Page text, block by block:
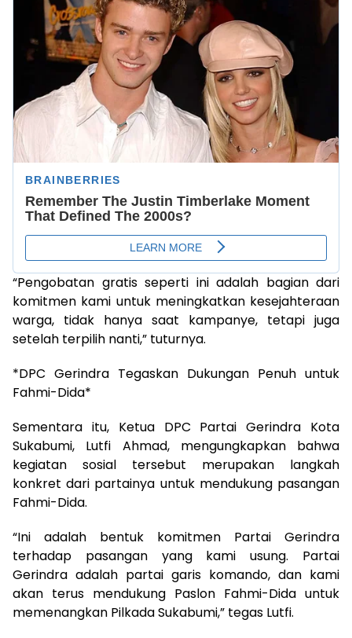
“Pengobatan gratis seperti ini adalah bagian dari
komitmen kami untuk meningkatkan kesejahteraan
warga, tidak hanya saat kampanye, tetapi juga
setelah terpilih nanti,” tuturnya.
*DPC Gerindra Tegaskan Dukungan Penuh untuk
Fahmi-Dida*
Sementara itu, Ketua DPC Partai Gerindra Kota
Sukabumi, Lutfi Ahmad, mengungkapkan bahwa
kegiatan sosial tersebut merupakan langkah
konkret dari partainya untuk mendukung pasangan
Fahmi-Dida.
“Ini adalah bentuk komitmen Partai Gerindra
terhadap pasangan yang kami usung. Partai
Gerindra adalah partai garis komando, dan kami
akan terus mendukung Paslon Fahmi-Dida untuk
memenangkan Pilkada Sukabumi,” tegas Lutfi.